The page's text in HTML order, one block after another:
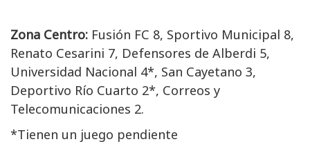
Zona Centro: Fusión FC 8, Sportivo Municipal 8,
Renato Cesarini 7, Defensores de Alberdi 5,
Universidad Nacional 4*, San Cayetano 3,
Deportivo Río Cuarto 2*, Correos y
Telecomunicaciones 2.
*Tienen un juego pendiente